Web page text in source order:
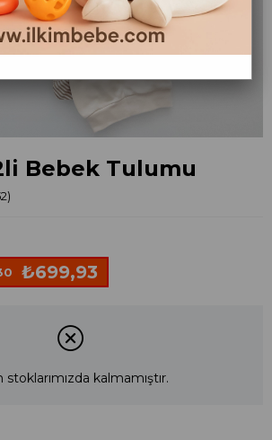
Bebek Tulumu
₺699,93
stoklarımızda kalmamıştır.